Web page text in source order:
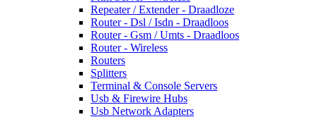
Repeater / Extender - Draadloze
Router - Dsl / Isdn - Draadloos
Router - Gsm / Umts - Draadloos
Router - Wireless
Routers
Splitters
Terminal & Console Servers
Usb & Firewire Hubs
Usb Network Adapters